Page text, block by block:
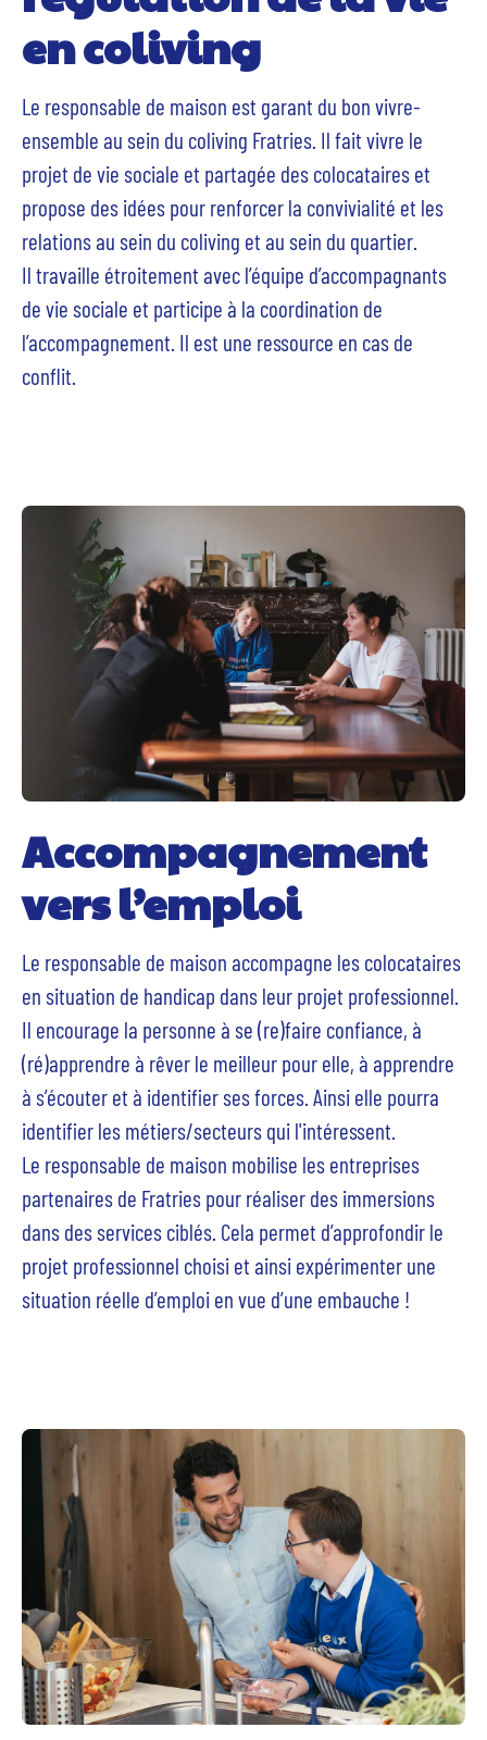
en coliving
Le responsable de maison est garant du bon vivre-
ensemble au sein du coliving Fratries. Il fait vivre le
projet de vie sociale et partagée des colocataires et
propose des idées pour renforcer la convivialité et les
relations au sein du coliving et au sein du quartier.
Il travaille étroitement avec l’équipe d’accompagnants
de vie sociale et participe à la coordination de
l’accompagnement. Il est une ressource en cas de
conflit.
Accompagnement
vers l’emploi
Le responsable de maison accompagne les colocataires
en situation de handicap dans leur projet professionnel.
Il encourage la personne à se (re)faire confiance, à
(ré)apprendre à rêver le meilleur pour elle, à apprendre
à s’écouter et à identifier ses forces. Ainsi elle pourra
identifier les métiers/secteurs qui l'intéressent.
Le responsable de maison mobilise les entreprises
partenaires de Fratries pour réaliser des immersions
dans des services ciblés. Cela permet d’approfondir le
projet professionnel choisi et ainsi expérimenter une
situation réelle d’emploi en vue d’une embauche !